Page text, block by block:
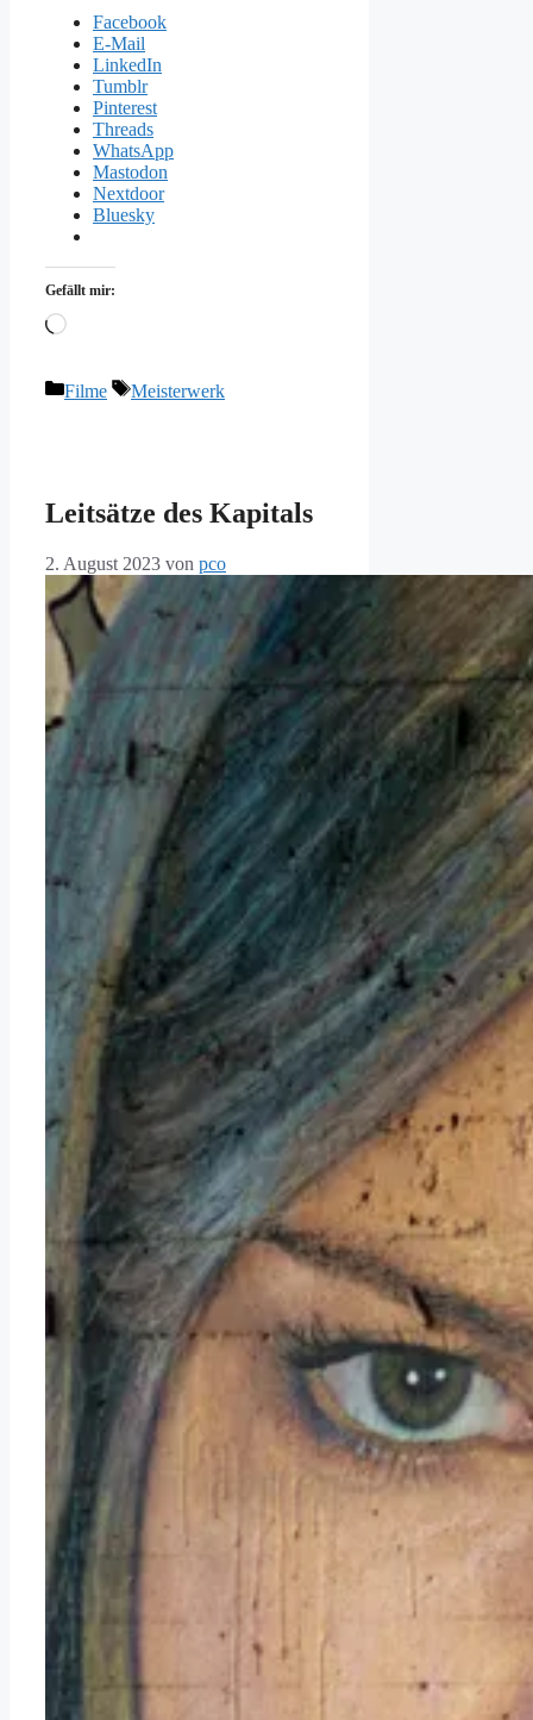
Facebook
E-Mail
LinkedIn
Tumblr
Pinterest
Threads
WhatsApp
Mastodon
Nextdoor
Bluesky
Gefällt mir:
Wird
Kategorien
Filme Schlagwörter
Meisterwerk
Leitsätze des Kapitals
2. August 2023 von pco